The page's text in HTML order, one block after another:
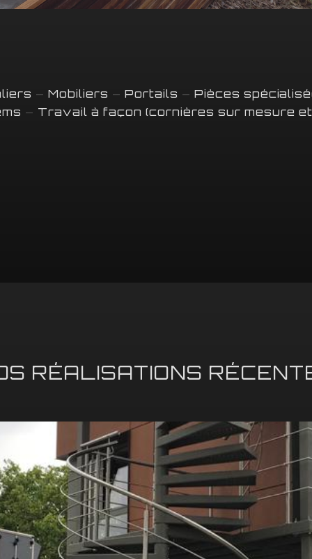
– Mobiliers – Portails – Pièces
– Travail à façon (cornières sur mesure
RÉALISATIONS